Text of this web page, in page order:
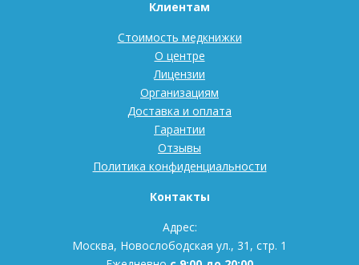
Клиентам
Стоимость медкнижки
О центре
Лицензии
Организациям
Доставка и оплата
Гарантии
Отзывы
Политика конфиденциальности
Контакты
Адрес:
Москва, Новослободская ул., 31, стр. 1